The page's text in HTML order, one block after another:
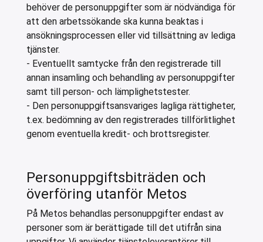
behöver de personuppgifter som är nödvändiga för
att den arbetssökande ska kunna beaktas i
ansökningsprocessen eller vid tillsättning av lediga
tjänster.
- Eventuellt samtycke från den registrerade till
annan insamling och behandling av personuppgifter
samt till person- och lämplighetstester.
- Den personuppgiftsansvariges lagliga rättigheter,
t.ex. bedömning av den registrerades tillförlitlighet
genom eventuella kredit- och brottsregister.
Personuppgiftsbiträden och
överföring utanför Metos
På Metos behandlas personuppgifter endast av
personer som är berättigade till det utifrån sina